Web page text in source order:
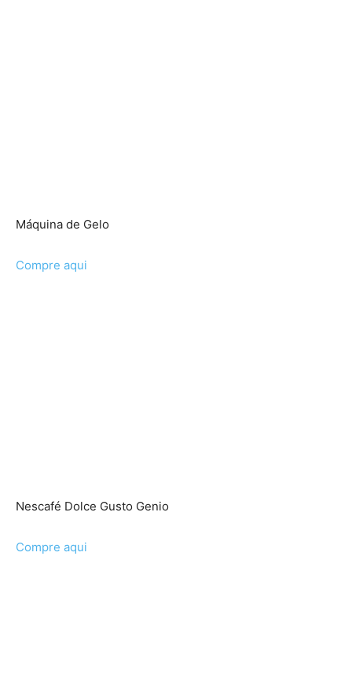
Máquina de Gelo
Compre aqui
Nescafé Dolce Gusto Genio
Compre aqui